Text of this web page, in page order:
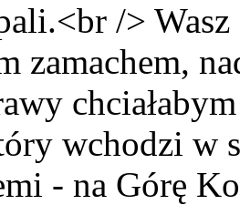
/> Wasz
zamachem,
wchodzi w
- na Górę